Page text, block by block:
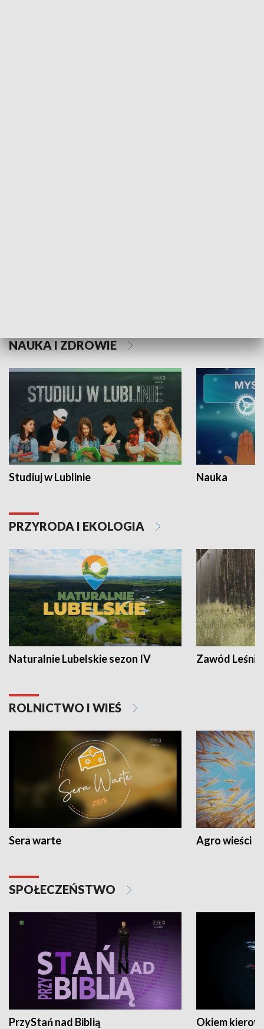
NAUKA I ZDROWIE
Studiuj w Lublinie Nauka
PRZYRODA I EKOLOGIA
Naturalnie Lubelskie sezon IV Zawód Leśnik
ROLNICTWO I WIEŚ
Sera warte Agro wieści
SPOŁECZEŃSTWO
PrzyStań nad Biblią Okiem